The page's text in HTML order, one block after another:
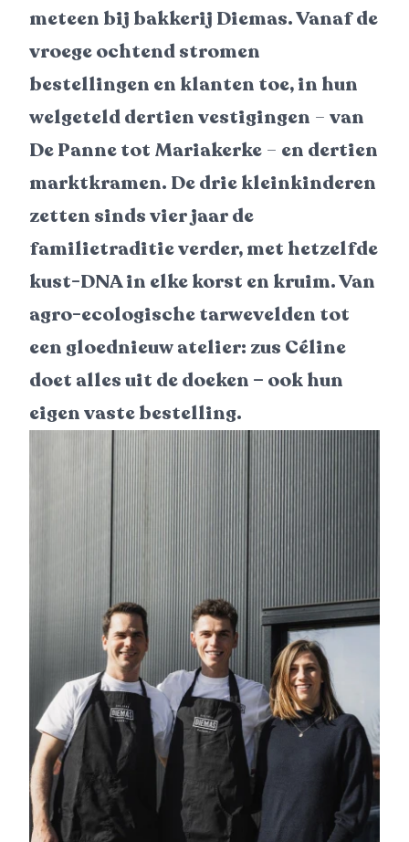
meteen bij bakkerij Diemas. Vanaf de
vroege ochtend stromen
bestellingen en klanten toe, in hun
welgeteld dertien vestigingen – van
De Panne tot Mariakerke – en dertien
marktkramen. De drie kleinkinderen
zetten sinds vier jaar de
familietraditie verder, met hetzelfde
kust-DNA in elke korst en kruim. Van
agro-ecologische tarwevelden tot
een gloednieuw atelier: zus Céline
doet alles uit de doeken – ook hun
eigen vaste bestelling.